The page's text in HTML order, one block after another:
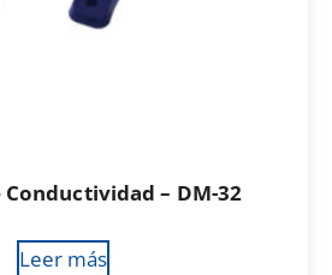
– DM-32
Leer más